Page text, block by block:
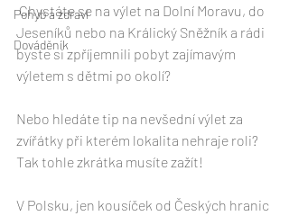
Pohyb a zdraví
Dováděník
Chystáte se na výlet na Dolní Moravu, do
Jeseníků nebo na Králický Sněžník a rádi
byste si zpříjemnili pobyt zajímavým
výletem s dětmi po okolí?
Nebo hledáte tip na nevšední výlet za
zvířátky při kterém lokalita nehraje roli?
Tak tohle zkrátka musíte zažít!
V Polsku, jen kousíček od Českých hranic